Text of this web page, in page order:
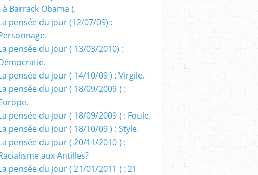
à Barrack Obama ).
pensée du jour (12/07/09) :
pensée du jour ( 13/03/2010) :
pensée du jour ( 14/10/09 ) : Virgile.
pensée du jour ( 18/09/2009 ) :
pensée du jour ( 18/09/2009 ) : Foule.
pensée du Jour ( 18/10/09 ) : Style.
pensée du jour ( 20/11/2010 ) :
aux Antilles?
pensée du jour ( 21/01/2011 ) : 21